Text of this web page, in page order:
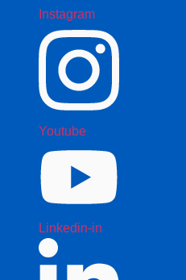
Instagram
Youtube
Linkedin-in